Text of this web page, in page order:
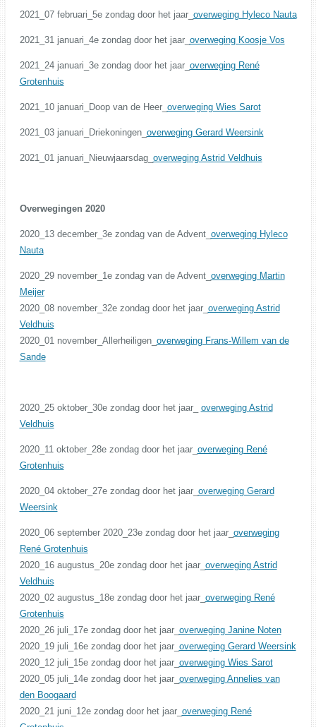
2021_07 februari_5e zondag door het jaar_ overweging Hyleco Nauta
2021_31 januari_4e zondag door het jaar_ overweging Koosje Vos
2021_24 januari_3e zondag door het jaar_ overweging René
Grotenhuis
2021_10 januari_Doop van de Heer_ overweging Wies Sarot
2021_03 januari_Driekoningen_ overweging Gerard Weersink
2021_01 januari_Nieuwjaarsdag_ overweging Astrid Veldhuis
Overwegingen 2020
2020_13 december_3e zondag van de Advent_ overweging Hyleco
Nauta
2020_29 november_1e zondag van de Advent_ overweging Martin
Meijer
2020_08 november_32e zondag door het jaar_ overweging Astrid
Veldhuis
2020_01 november_Allerheiligen_ overweging Frans-Willem van de
Sande
2020_25 oktober_30e zondag door het jaar_ overweging Astrid
Veldhuis
2020_11 oktober_28e zondag door het jaar_ overweging René
Grotenhuis
2020_04 oktober_27e zondag door het jaar_ overweging Gerard
Weersink
2020_06 september 2020_23e zondag door het jaar_ overweging
René Grotenhuis
2020_16 augustus_20e zondag door het jaar_ overweging Astrid
Veldhuis
2020_02 augustus_18e zondag door het jaar_ overweging René
Grotenhuis
2020_26 juli_17e zondag door het jaar_ overweging Janine Noten
2020_19 juli_16e zondag door het jaar_ overweging Gerard Weersink
2020_12 juli_15e zondag door het jaar_ overweging Wies Sarot
2020_05 juli_14e zondag door het jaar_ overweging Annelies van
den Boogaard
2020_21 juni_12e zondag door het jaar_ overweging René